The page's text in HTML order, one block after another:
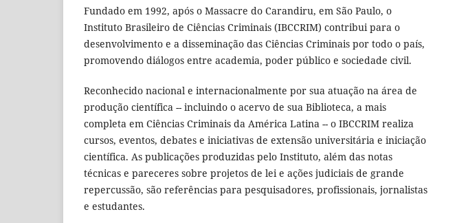
Fundado em 1992, após o Massacre do Carandiru, em São Paulo, o
Instituto Brasileiro de Ciências Criminais (IBCCRIM) contribui para o
desenvolvimento e a disseminação das Ciências Criminais por todo o país,
promovendo diálogos entre academia, poder público e sociedade civil.
Reconhecido nacional e internacionalmente por sua atuação na área de
produção científica -- incluindo o acervo de sua Biblioteca, a mais
completa em Ciências Criminais da América Latina -- o IBCCRIM realiza
cursos, eventos, debates e iniciativas de extensão universitária e iniciação
científica. As publicações produzidas pelo Instituto, além das notas
técnicas e pareceres sobre projetos de lei e ações judiciais de grande
repercussão, são referências para pesquisadores, profissionais, jornalistas
e estudantes.